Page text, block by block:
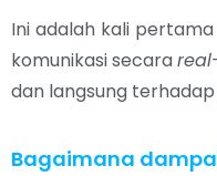
Ini adalah kali
komunikasi secara
dan langsung
Bagaimana